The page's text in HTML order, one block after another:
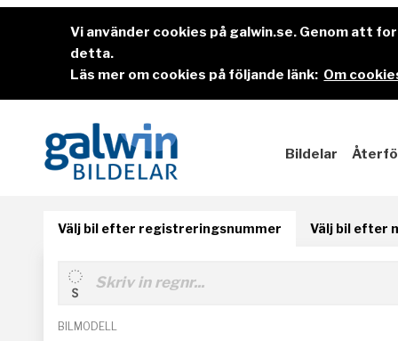
Vi använder cookies på galwin.se. Genom att
detta.
Läs mer om cookies på följande länk: Om
Bildelar
Välj bil efter registreringsnummer Välj bil efter
BILMODELL